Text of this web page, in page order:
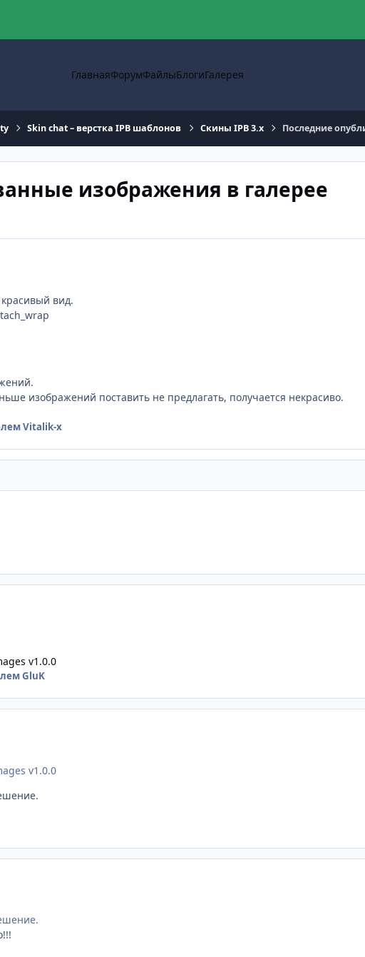
ГлавнаяФорумФайлыБлогиГалерея
Skin chat – верстка IPB шаблонов Скины IPB 3.x Последние
изображения в галерее
вид.
изображений поставить не предлагать, получается некрасиво.
Vitalik-x
v1.0.0
GluK
v1.0.0